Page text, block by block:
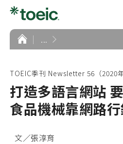
首
頁
...
TOEIC季刊 Newsletter 56（2020年
打造多語言網站
食品機械靠網路
文／張淳育